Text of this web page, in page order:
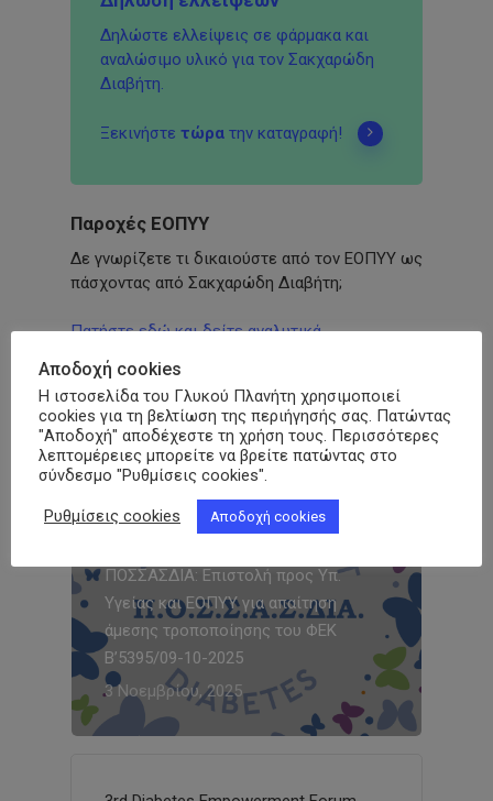
Δηλώστε ελλείψεις σε φάρμακα και
αναλώσιμο υλικό για τον Σακχαρώδη
Διαβήτη.
Ξεκινήστε τώρατην καταγραφή!
Παροχές ΕΟΠΥΥ
Δε γνωρίζετε τι δικαιούστε από τον ΕΟΠΥΥ ως
πάσχοντας από Σακχαρώδη Διαβήτη;
Πατήστε εδώ και δείτε αναλυτικά
Δημοφιλή
ΠΟΣΣΑΣΔΙΑ: Επιστολή προς Υπ.
Υγείας και ΕΟΠΥΥ για απαίτηση
άμεσης τροποποίησης του ΦΕΚ
Β’5395/09-10-2025
3 Νοεμβρίου, 2025
Αποδοχή cookies
Η ιστοσελίδα του Γλυκού Πλανήτη χρησιμοποιεί
cookies για τη βελτίωση της περιήγησής σας. Πατώντας
"Αποδοχή" αποδέχεστε τη χρήση τους. Περισσότερες
λεπτομέρειες μπορείτε να βρείτε πατώντας στο
σύνδεσμο "Ρυθμίσεις cookies".
Ρυθμίσεις cookies Αποδοχή cookies